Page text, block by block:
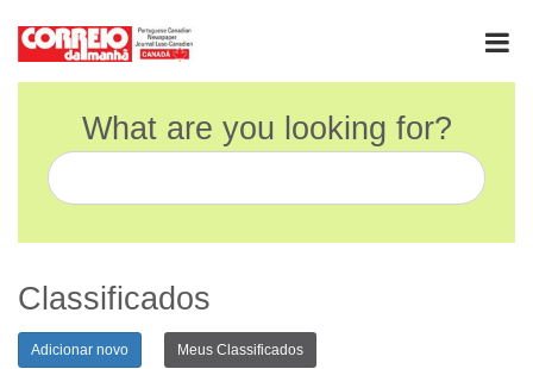
What are you looking for?
Classificados
Adicionar novo Meus Classificados